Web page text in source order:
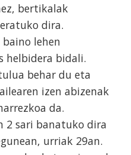
bertikalak
dira.
lehen
helbidera bidali.
behar du eta
izen abizenak
da.
2 sari banatuko dira
urriak 29an.